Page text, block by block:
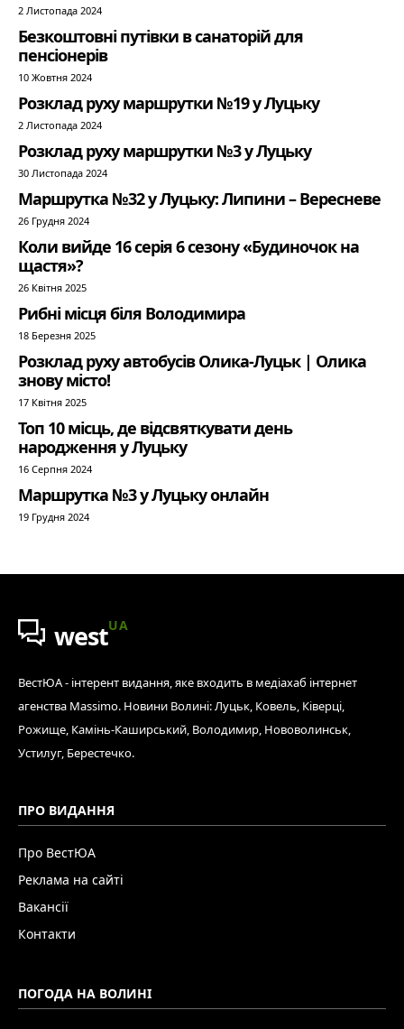
2 Листопада 2024
Безкоштовні путівки в санаторій для
пенсіонерів
10 Жовтня 2024
Розклад руху маршрутки №19 у Луцьку
2 Листопада 2024
Розклад руху маршрутки №3 у Луцьку
30 Листопада 2024
Маршрутка №32 у Луцьку: Липини – Вересневе
26 Грудня 2024
Коли вийде 16 серія 6 сезону «Будиночок на
щастя»?
26 Квітня 2025
Рибні місця біля Володимира
18 Березня 2025
Розклад руху автобусів Олика-Луцьк | Олика
знову місто!
17 Квітня 2025
Топ 10 місць, де відсвяткувати день
народження у Луцьку
16 Серпня 2024
Маршрутка №3 у Луцьку онлайн
19 Грудня 2024
westUA
ВестЮА - інтерент видання, яке входить в медіахаб інтернет
агенства Massimo. Новини Волині: Луцьк, Ковель, Ківерці,
Рожище, Камінь-Каширський, Володимир, Нововолинськ,
Устилуг, Берестечко.
ПРО ВИДАННЯ
Про ВестЮА
Реклама на сайті
Вакансії
Контакти
ПОГОДА НА ВОЛИНІ